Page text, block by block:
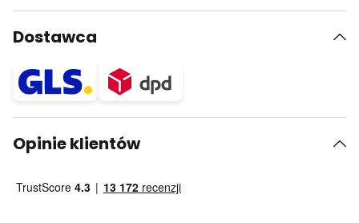
Dostawca
Opinie klientów